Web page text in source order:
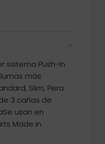
sistema Push-In
más
Slim, Pera
3 cañas de
usan en
Made in